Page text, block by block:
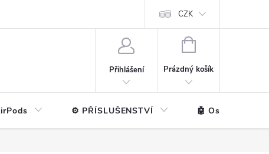
CZK
Přihlášení
NÁKUPNÍ
Prázdný košík
⚙️ PŘÍSLUŠENSTVÍ 🤖 Ostatní